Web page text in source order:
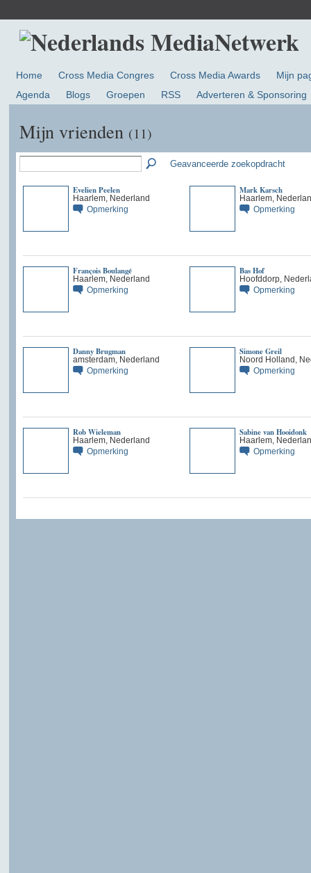
Home Cross Media Congres Cross Media Awards
Mijn
Agenda
Blogs Groepen RSS Adverteren & Sponsoring
Mijn vrienden (11)
Geavanceerde zoekopdracht
Evelien Peelen
Haarlem, Nederland
Opmerking
Mark Karsch
Haarlem,
Opmerking
François Boulangé
Haarlem, Nederland
Opmerking
Bas Hof
Hoofddorp,
Opmerking
Danny Brugman
amsterdam, Nederland
Opmerking
Simone Greil
Noord Holland,
Opmerking
Rob Wieleman
Haarlem, Nederland
Opmerking
Sabine van Hooidonk
Haarlem,
Opmerking